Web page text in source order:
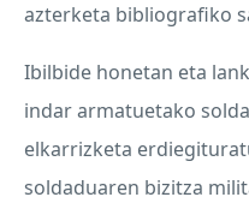
azterketa bibliografiko
Ibilbide honetan eta
indar armatuetako
elkarrizketa
soldaduaren bizitza